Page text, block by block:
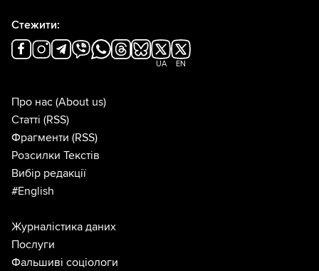
Стежити:
UA EN
Про нас (About us)
Статті (RSS)
Фрагменти (RSS)
Розсилки Текстів
Вибір редакції
#English
Журналістика даних
Послуги
Фальшиві соціологи